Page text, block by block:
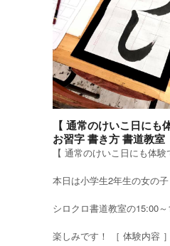
【 通常のけいこ日に
お習字 書き方 書道教室
【 通常のけいこ日にも体験
本日は小学生2年生の女の子
シロクロ書道教室の15:00
楽しみです！ ［ 体験内容 ］